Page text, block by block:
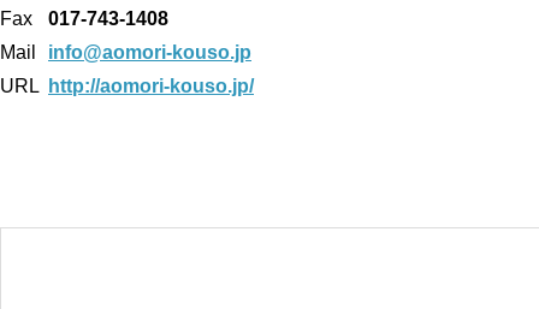
Fax
017-743-1408
Mail
info@aomori-kouso.jp
URL
http://aomori-kouso.jp/